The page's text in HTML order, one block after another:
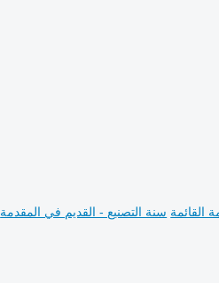
القائمة سنة التصنيع - القديم في المقدمة